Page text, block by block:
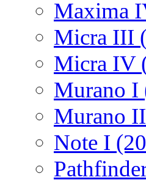
Maxima
Micra III
Micra IV
Murano I
Murano
Note I